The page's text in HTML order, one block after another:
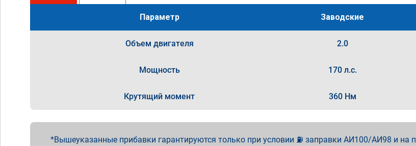
Параметр Заводские
Объем двигателя 2.0
Мощность 170 л.с.
Крутящий момент 360 Нм
Вышеуказанные прибавки гарантируются только при условии ⛽ заправки АИ100/АИ98 и